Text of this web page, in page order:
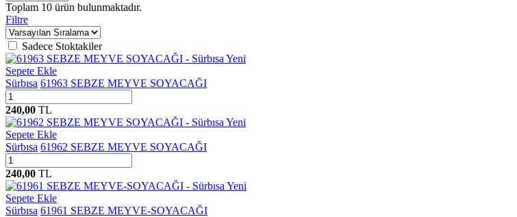
Toplam 10 ürün bulunmaktadır.
Filtre
Sadece Stoktakiler
Yeni
Sepete Ekle
Sürbısa 61963 SEBZE MEYVE SOYACAĞI
240,00 TL
Yeni
Sepete Ekle
Sürbısa 61962 SEBZE MEYVE SOYACAĞI
240,00 TL
Yeni
Sepete Ekle
Sürbısa 61961 SEBZE MEYVE-SOYACAĞI